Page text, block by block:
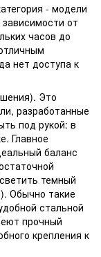
- модели
от
часов до
нет доступа к
Это
разработанные
под рукой: в
Главное
баланс
темный
Обычно такие
стальной
прочный
крепления к